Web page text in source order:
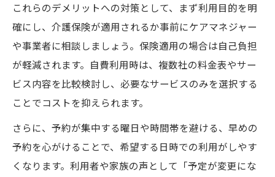
これらのデメリットへの対策として、まず利用目的を明
確にし、介護保険が適用されるか事前にケアマネジャー
や事業者に相談しましょう。保険適用の場合は自己負担
が軽減されます。自費利用時は、複数社の料金表やサー
ビス内容を比較検討し、必要なサービスのみを選択する
ことでコストを抑えられます。
さらに、予約が集中する曜日や時間帯を避ける、早めの
予約を心がけることで、希望する日時での利用がしやす
くなります。利用者や家族の声として「予定が変更にな